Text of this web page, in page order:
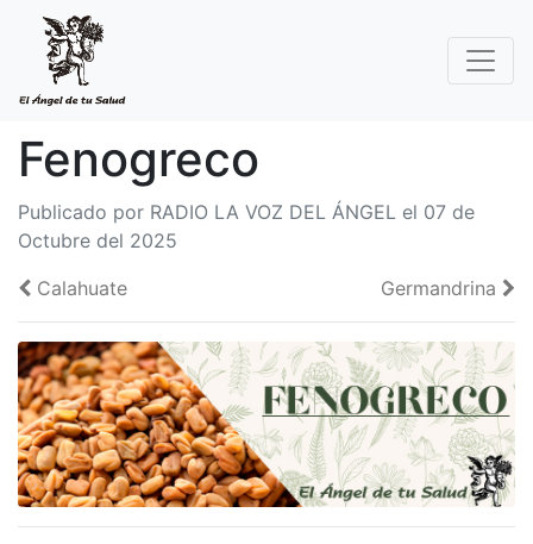
Fenogreco
Publicado por RADIO LA VOZ DEL ÁNGEL el 07 de
Octubre del 2025
Calahuate
Germandrina